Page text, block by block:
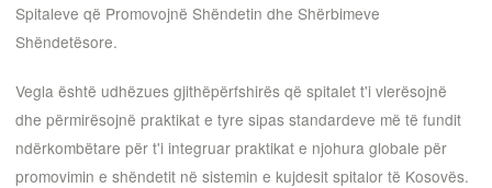
Spitaleve që Promovojnë Shëndetin dhe Shërbimeve
Shëndetësore.
Vegla është udhëzues gjithëpërfshirës që spitalet t'i vlerësojnë
dhe përmirësojnë praktikat e tyre sipas standardeve më të fundit
ndërkombëtare për t'i integruar praktikat e njohura globale për
promovimin e shëndetit në sistemin e kujdesit spitalor të Kosovës.